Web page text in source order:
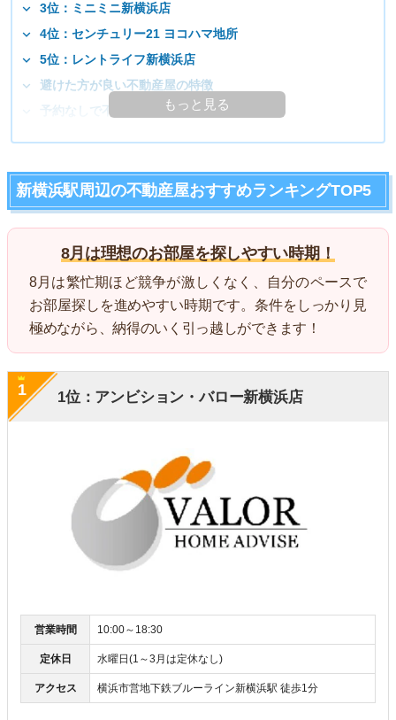
3位：ミニミニ新横浜店
4位：センチュリー21 ヨコハマ地所
5位：レントライフ新横浜店
避けた方が良い不動産屋の特徴
予約なしで不動産屋に行ってもいいの？
もっと見る
新横浜駅周辺の不動産屋おすすめランキングTOP5
8月は理想のお部屋を探しやすい時期！
8月は繁忙期ほど競争が激しくなく、自分のペースで
お部屋探しを進めやすい時期です。条件をしっかり見
極めながら、納得のいく引っ越しができます！
1位：アンビション・バロー新横浜店
1
営業時間 10:00～18:30
定休日 水曜日(1～3月は定休なし)
アクセス 横浜市営地下鉄ブルーライン新横浜駅 徒歩1分